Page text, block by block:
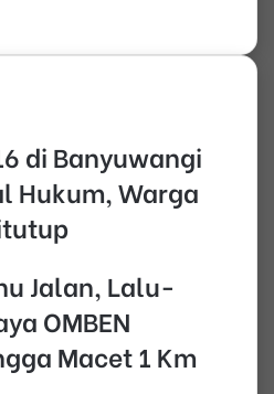
di Banyuwangi
Hukum, Warga
Jalan, Lalu-
OMBEN
Macet 1 Km